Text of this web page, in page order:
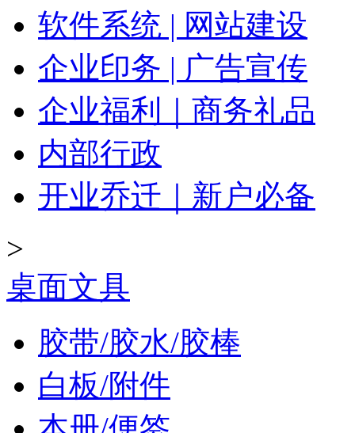
软件系统 | 网站建设
企业印务 | 广告宣传
企业福利｜商务礼品
内部行政
开业乔迁｜新户必备
>
桌面文具
胶带/胶水/胶棒
白板/附件